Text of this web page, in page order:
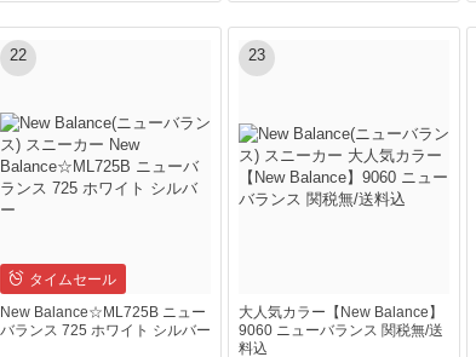
22
タイムセール
New Balance☆ML725B ニュー
バランス 725 ホワイト シルバー
23
大人気カラー【New Balance】
9060 ニューバランス 関税無/送
料込